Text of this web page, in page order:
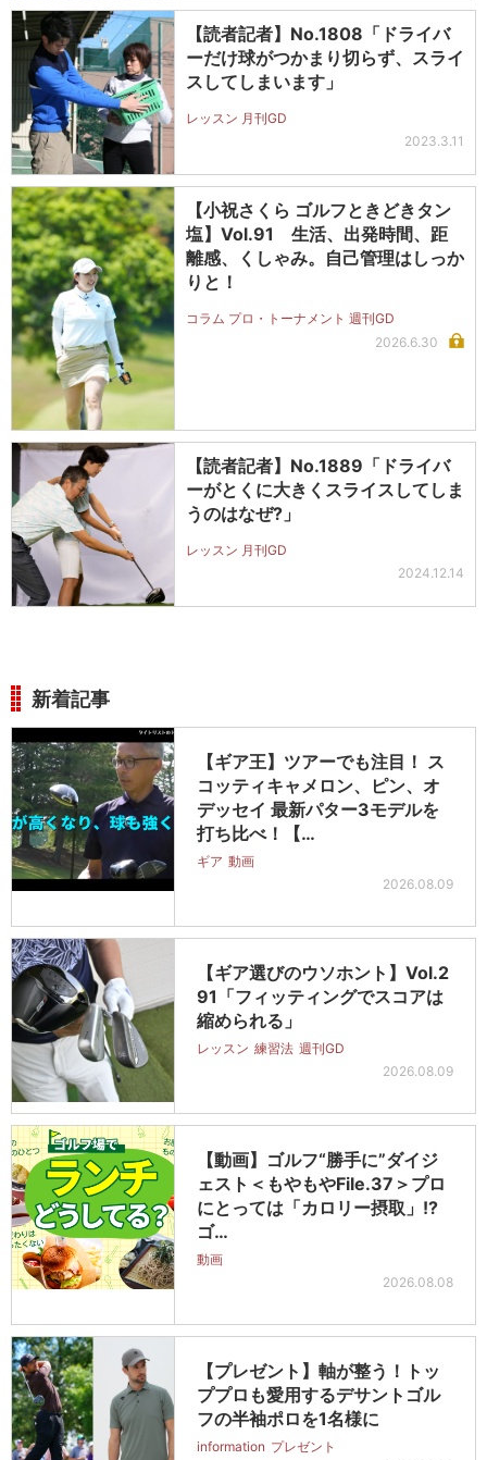
【読者記者】No.1808「ドライバ
ーだけ球がつかまり切らず、スライ
スしてしまいます」
レッスン 月刊GD
2023.3.11
【小祝さくら ゴルフときどきタン
塩】Vol.91 生活、出発時間、距
離感、くしゃみ。自己管理はしっか
りと！
コラム プロ・トーナメント 週刊GD
2026.6.30
【読者記者】No.1889「ドライバ
ーがとくに大きくスライスしてしま
うのはなぜ?」
レッスン 月刊GD
2024.12.14
新着記事
【ギア王】ツアーでも注目！ ス
コッティキャメロン、ピン、オ
デッセイ 最新パター3モデルを
打ち比べ！【…
ギア 動画
2026.08.09
【ギア選びのウソホント】Vol.2
91「フィッティングでスコアは
縮められる」
レッスン 練習法 週刊GD
2026.08.09
【動画】ゴルフ“勝手に”ダイジ
ェスト＜もやもやFile.37＞プロ
にとっては「カロリー摂取」!?
ゴ…
動画
2026.08.08
【プレゼント】軸が整う！トッ
ププロも愛用するデサントゴル
フの半袖ポロを1名様に
information プレゼント